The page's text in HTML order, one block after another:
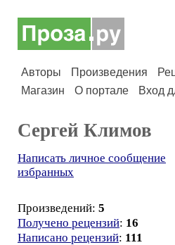
Авторы Произведения
Магазин
О портале Вход
Сергей Климов
Написать личное сообщение
избранных
Произведений: 5
Получено рецензий: 16
Написано рецензий: 111